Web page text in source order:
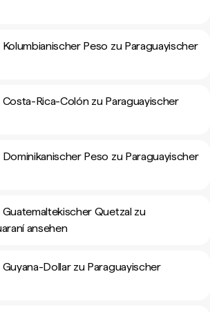
Peso zu Paraguayischer
Rica-Colón zu Paraguayischer
Peso zu Paraguayischer
Quetzal zu
ansehen
Dollar zu Paraguayischer